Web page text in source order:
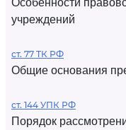
Особенности
учреждений
ст. 77 ТК РФ
Общие основания
ст. 144 УПК РФ
Порядок